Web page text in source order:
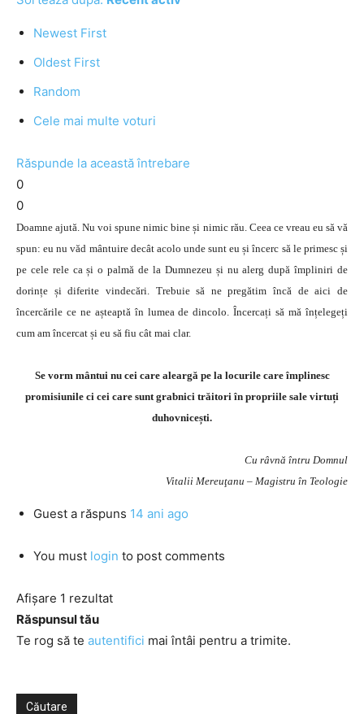
Newest First
Oldest First
Random
Cele mai multe voturi
Răspunde la această întrebare
0
0
Doamne ajută. Nu voi spune nimic bine și nimic rău. Ceea ce vreau eu să vă
spun: eu nu văd mântuire decât acolo unde sunt eu și încerc să le primesc și
pe cele rele ca și o palmă de la Dumnezeu și nu alerg după împliniri de
dorințe și diferite vindecări. Trebuie să ne pregătim încă de aici de
încercările ce ne așteaptă în lumea de dincolo. Încercați să mă înțelegeți
cum am încercat și eu să fiu cât mai clar.
Se vorm mântui nu cei care aleargă pe la locurile care împlinesc
promisiunile ci cei care sunt grabnici trăitori în propriile sale virtuți
duhovnicești.
Cu râvnă întru Domnul
Vitalii Mereuţanu – Magistru în Teologie
Guest a răspuns 14 ani ago
You must login to post comments
Afișare 1 rezultat
Răspunsul tău
Te rog să te autentifici mai întâi pentru a trimite.
Căutare